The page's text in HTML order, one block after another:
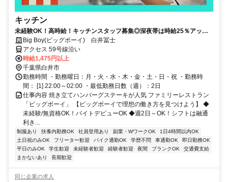
キッチン
未経験OK！高時給！キッチンスタッフ募集◎深夜帯は時給25％アッ
プ！！短期間でも稼げます【土日祝勤務歓迎！】
Big Boy(ビッグボーイ) 白井冨士
アクセス 59号線沿い
時給1,475円以上
千葉県白井市
勤務時間 ・勤務曜日：月・火・水・木・金・土・日・祝 ・勤務時
間： [1] 22:00～02:00 ・最低勤務日数（週）：2日
仕事内容 焼き立てハンバーグステーキが人気 ファミリーレストラン
「ビッグボーイ」 【ビッグボーイで理想の働き方を見つけよう】 ◆
未経験/無資格OK！バイトデビューOK ◆週2日～OK！シフトは融通
利き...
制服あり 扶養内勤務OK 社員登用あり 副業・WワークOK
1日4時間以内OK
土日祝のみOK
フリーター歓迎 バイク通勤OK 学歴不問 車通勤OK
即日勤務OK
平日のみOK
学生歓迎 未経験者歓迎 経験者歓迎 夜間 ブランクOK
交通費支給
まかないあり
長期歓迎
同じ企業の求人